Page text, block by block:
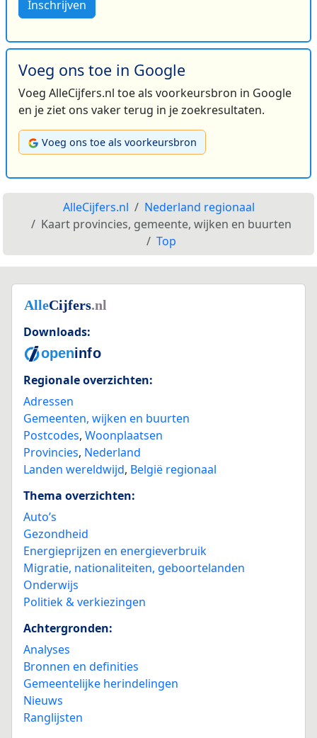
Inschrijven
Voeg ons toe in Google
Voeg AlleCijfers.nl toe als voorkeursbron in Google
en je ziet ons vaker terug in je zoekresultaten.
Voeg ons toe als voorkeursbron
AlleCijfers.nl
Nederland regionaal
Kaart provincies, gemeente, wijken en buurten
Top
Downloads:
Regionale overzichten:
Adressen
Gemeenten, wijken en buurten
Postcodes, Woonplaatsen
Provincies, Nederland
Landen wereldwijd, België regionaal
Thema overzichten:
Auto’s
Gezondheid
Energieprijzen en energieverbruik
Migratie, nationaliteiten, geboortelanden
Onderwijs
Politiek & verkiezingen
Achtergronden:
Analyses
Bronnen en definities
Gemeentelijke herindelingen
Nieuws
Ranglijsten